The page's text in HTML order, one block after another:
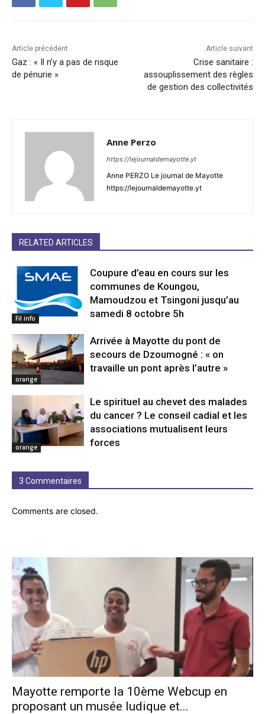
Article précédent
Gaz : « Il n’y a pas de risque
de pénurie »
Article suivant
Crise sanitaire :
assouplissement des règles
de gestion des collectivités
Anne Perzo
https://lejournaldemayotte.yt
Anne PERZO Le journal de Mayotte
https://lejournaldemayotte.yt
RELATED ARTICLES
Fil info
Coupure d’eau en cours sur les
communes de Koungou,
Mamoudzou et Tsingoni jusqu’au
samedi 8 octobre 5h
orange
Arrivée à Mayotte du pont de
secours de Dzoumogné : « on
travaille un pont après l’autre »
orange
Le spirituel au chevet des malades
du cancer ? Le conseil cadial et les
associations mutualisent leurs
forces
3 Commentaires
Comments are closed.
Mayotte remporte la 10ème Webcup en
proposant un musée ludique et...